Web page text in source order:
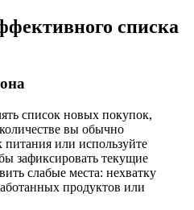
списка
список новых покупок,
вы обычно
питания или используйте
зафиксировать текущие
слабые места: нехватку
продуктов или